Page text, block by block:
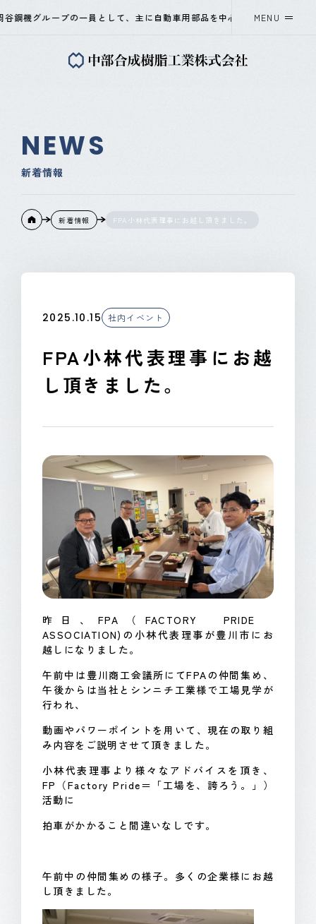
ループの一員として、主に自動車用部品を中心に、プラスチック射
MENU
中部合成樹脂工業について
会社概要
ニュース
OKAYA&CO.,LTD Instagram
CONTACT
NEWS
新着情報
新着情報 FPA小林代表理事にお越し頂きました。
2025.10.15 社内イベント
FPA小林代表理事にお越
し頂きました。
昨日、FPA（FACTORY PRIDE
ASSOCIATION)の小林代表理事が豊川市にお
越しになりました。
午前中は豊川商工会議所にてFPAの仲間集め、
午後からは当社とシンニチ工業様で工場見学が
行われ、
動画やパワーポイントを用いて、現在の取り組
み内容をご説明させて頂きました。
小林代表理事より様々なアドバイスを頂き、
FP（Factory Pride＝「工場を、誇ろう。」）
活動に
拍車がかかること間違いなしです。
午前中の仲間集めの様子。多くの企業様にお越
し頂きました。